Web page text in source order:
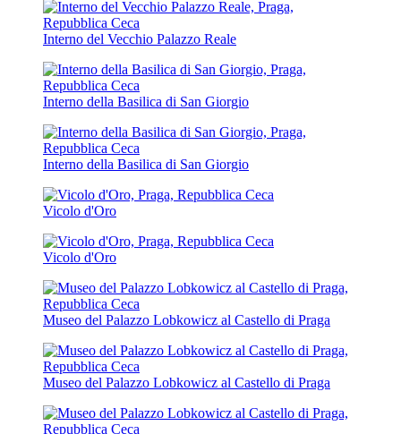
Interno del Vecchio Palazzo Reale
Interno della Basilica di San Giorgio
Interno della Basilica di San Giorgio
Vicolo d'Oro
Vicolo d'Oro
Museo del Palazzo Lobkowicz al Castello di Praga
Museo del Palazzo Lobkowicz al Castello di Praga